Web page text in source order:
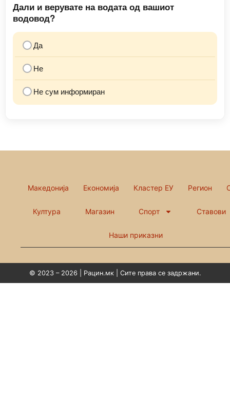
Дали и верувате на водата од вашиот
водовод?
Да
Не
Не сум информиран
Македонија Економија Кластер ЕУ Регион
Култура Магазин Спорт Ставови
Наши приказни
© 2023 – 2026 | Рацин.мк | Сите права се задржани.